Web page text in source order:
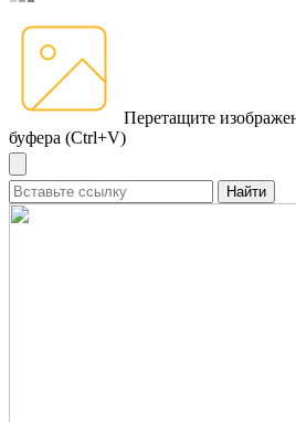
Перетащите
буфера (Ctrl+V)
Найти